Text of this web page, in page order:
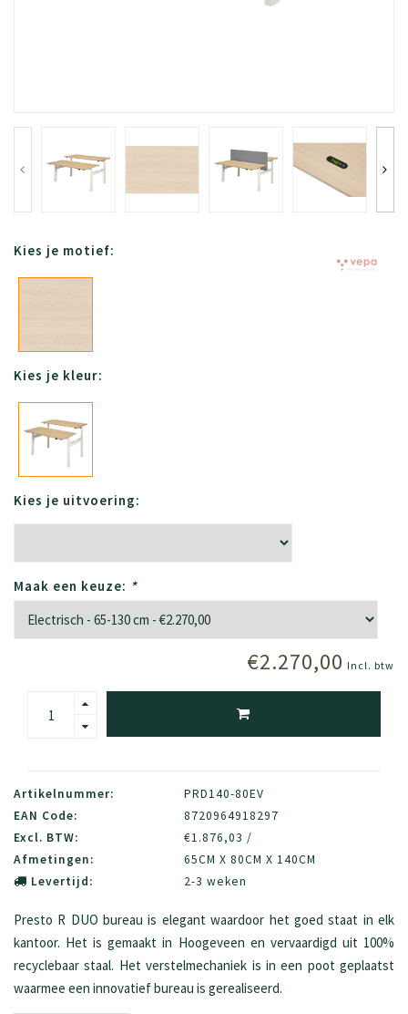
Kies je motief:
Kies je kleur:
Kies je uitvoering:
Maak een keuze: *
€2.270,00 Incl. btw
Artikelnummer:
PRD140-80EV
EAN Code:
8720964918297
Excl. BTW:
€1.876,03 /
Afmetingen:
65CM X 80CM X 140CM
Levertijd:
2-3 weken
Presto R DUO bureau is elegant waardoor het goed staat in elk
kantoor. Het is gemaakt in Hoogeveen en vervaardigd uit 100%
recyclebaar staal. Het verstelmechaniek is in een poot geplaatst
waarmee een innovatief bureau is gerealiseerd.